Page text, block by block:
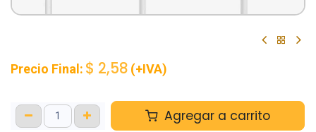
Precio Final: $ 2,58 (+IVA)
Agregar a carrito